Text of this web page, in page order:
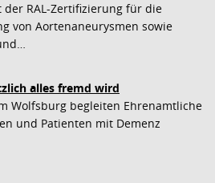
der RAL-Zertifizierung für die
von Aortenaneurysmen sowie
alles fremd wird
Wolfsburg begleiten Ehrenamtliche
und Patienten mit Demenz